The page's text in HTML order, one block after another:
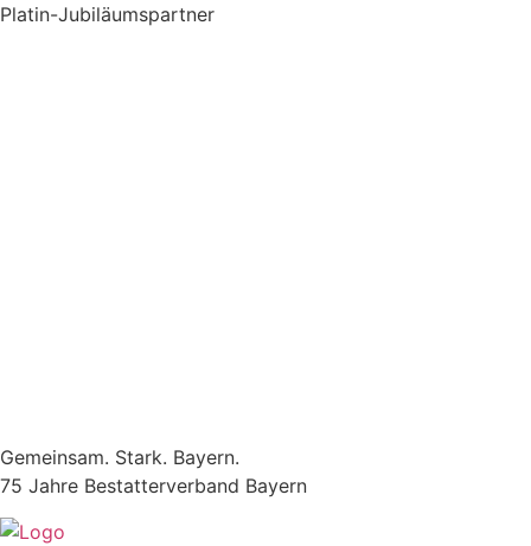
Zum
Platin-Jubiläumspartner
Gemeinsam. Stark. Bayern.
75 Jahre Bestatterverband Bayern